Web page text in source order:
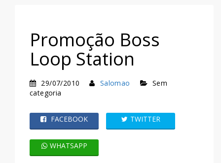
Promoção Boss
Loop Station
29/07/2010 Salomao
Sem
categoria
FACEBOOK TWITTER
WHATSAPP